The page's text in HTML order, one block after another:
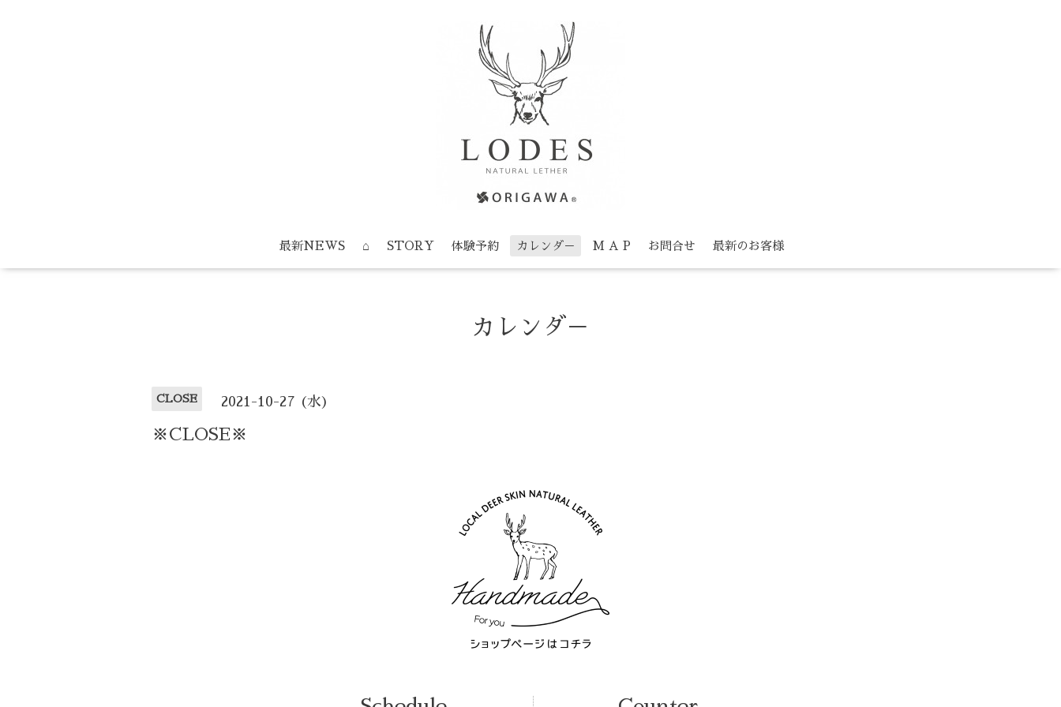
最新NEWS ⌂ STORY 体験予約 カレンダ－ M A P お問合せ 最新のお客様
カレンダ－
CLOSE 2021-10-27 (水)
※CLOSE※